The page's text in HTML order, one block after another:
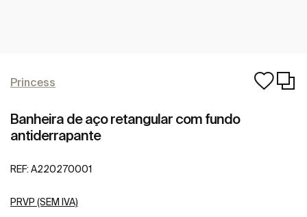
Princess
Banheira de aço retangular com fundo
antiderrapante
REF: A220270001
PRVP (SEM IVA)